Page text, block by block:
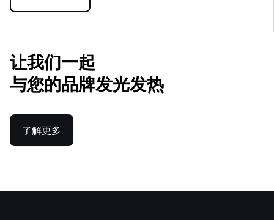
让我们一起
与您的品牌发光发热
了解更多